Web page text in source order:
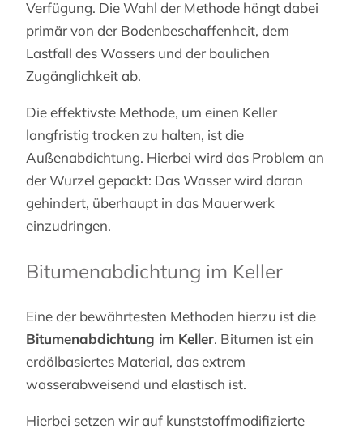
Verfügung. Die Wahl der Methode hängt dabei
primär von der Bodenbeschaffenheit, dem
Lastfall des Wassers und der baulichen
Zugänglichkeit ab.
Die effektivste Methode, um einen Keller
langfristig trocken zu halten, ist die
Außenabdichtung. Hierbei wird das Problem an
der Wurzel gepackt: Das Wasser wird daran
gehindert, überhaupt in das Mauerwerk
einzudringen.
Bitumenabdichtung im Keller
Eine der bewährtesten Methoden hierzu ist die
Bitumenabdichtung im Keller. Bitumen ist ein
erdölbasiertes Material, das extrem
wasserabweisend und elastisch ist.
Hierbei setzen wir auf kunststoffmodifizierte